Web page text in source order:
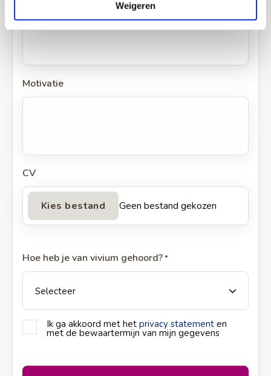
Weigeren
Motivatie
CV
Geen bestand gekozen
Hoe heb je van vivium gehoord?*
PrivacyIk ga akkoord met het privacy statement en
met de bewaartermijn van mijn gegevens